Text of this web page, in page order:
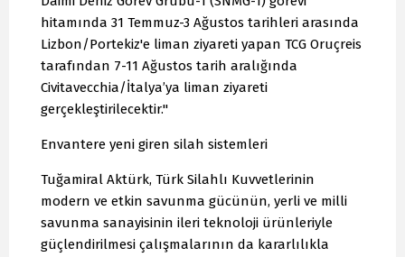
hitamında 31 Temmuz-3 Ağustos tarihleri arasında
Lizbon/Portekiz'e liman ziyareti yapan TCG Oruçreis
tarafından 7-11 Ağustos tarih aralığında
Civitavecchia/İtalya’ya liman ziyareti
gerçekleştirilecektir."
Envantere yeni giren silah sistemleri
Tuğamiral Aktürk, Türk Silahlı Kuvvetlerinin
modern ve etkin savunma gücünün, yerli ve milli
savunma sanayisinin ileri teknoloji ürünleriyle
güçlendirilmesi çalışmalarının da kararlılıkla